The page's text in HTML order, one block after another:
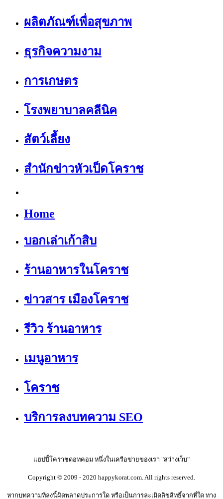
ผลิตภัณฑ์เพื่อสุขภาพ
ธุรกิจความงาม
การเกษตร
โรงพยาบาลคลีนิค
สัตว์เลี้ยง
สำนักข่าวหัวเป็ดโคราช
Home
บอกเล่าเก้าสิบ
ร้านอาหารในโคราช
ข่าวสาร เมืองโคราช
รีวิว ร้านอาหาร
เมนูอาหาร
โคราช
บริการลงบทความ SEO
แฮปปี้โคราชดอทคอม หนึ่งในเครือข่ายของเรา "สว่างเว็บ"
Copyright © 2009 - 2020 happykorat.com. All rights reserved.
หากบทความที่ลงนี้ผิดพลาดประการใด หรือเป็นการละเมิดลิขสิทธิ์จากที่ใด ทาง